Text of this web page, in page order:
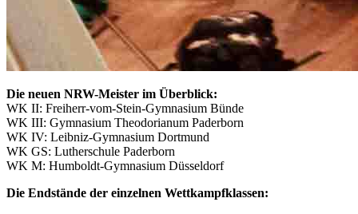
Die neuen NRW-Meister im Überblick:
WK II: Freiherr-vom-Stein-Gymnasium Bünde
WK III: Gymnasium Theodorianum Paderborn
WK IV: Leibniz-Gymnasium Dortmund
WK GS: Lutherschule Paderborn
WK M: Humboldt-Gymnasium Düsseldorf
Die Endstände der einzelnen Wettkampfklassen: